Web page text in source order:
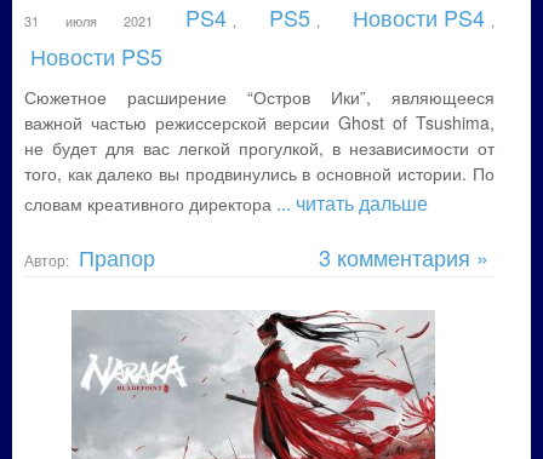
31 июля 2021 PS4 PS5 Новости PS4
Новости PS5
Сюжетное расширение “Остров Ики”, являющееся
важной частью режиссерской версии Ghost of Tsushima,
не будет для вас легкой прогулкой, в независимости от
того, как далеко вы продвинулись в основной истории. По
словам креативного директора ... читать дальше
Автор: Прапор 3 комментария »